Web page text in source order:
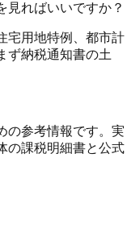
見ればいいですか？
宅用地特例、都市計
ず納税通知書の土
の参考情報です。実
の課税明細書と公式